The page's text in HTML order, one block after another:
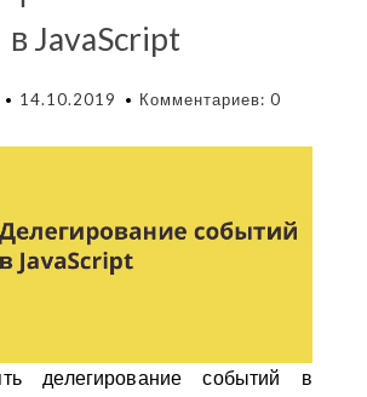
в JavaScript
14.10.2019 Комментариев: 0
делегирование событий в